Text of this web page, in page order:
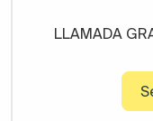
LLAMADA